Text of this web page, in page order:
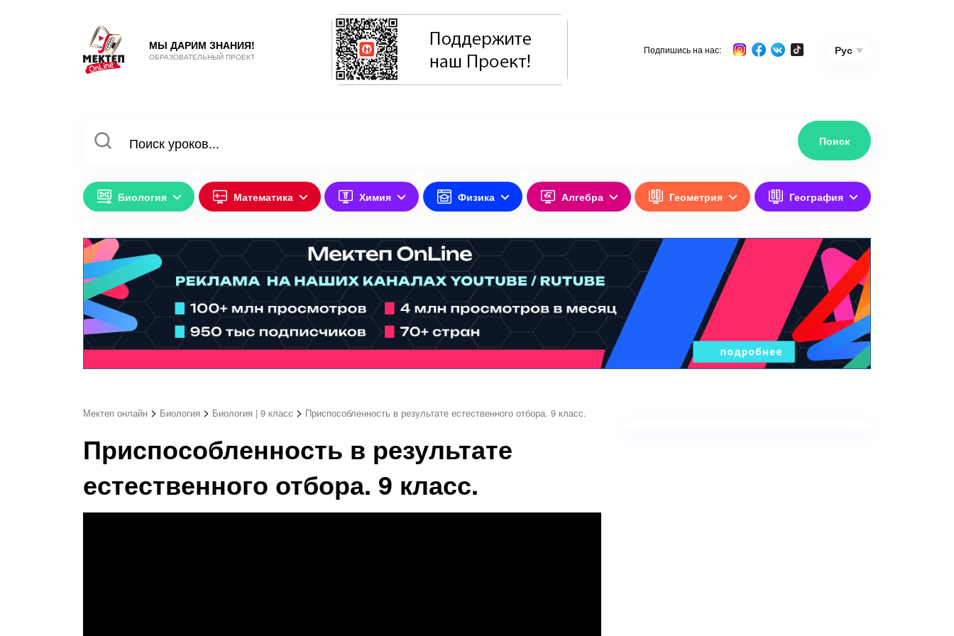
МЫ ДАРИМ ЗНАНИЯ!
ОБРАЗОВАТЕЛЬНЫЙ ПРОЕКТ
Подпишись на нас: Рус
Биология Математика Химия Физика Алгебра Геометрия География
Мектеп онлайн > Биология > Биология | 9 класс > Приспособленность в результате естественного отбора. 9 класс.
Приспособленность в результате
естественного отбора. 9 класс.